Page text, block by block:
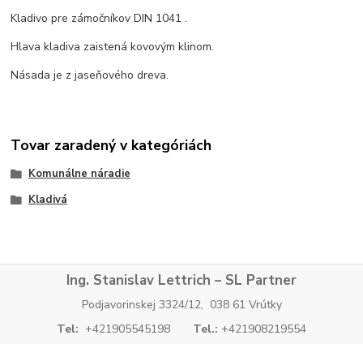
Kladivo pre zámočníkov DIN 1041 .
Hlava kladiva zaistená kovovým klinom.
Násada je z jaseňového dreva.
Tovar zaradený v kategóriách
Komunálne náradie
Kladivá
Ing. Stanislav Lettrich – SL Partner
Podjavorinskej 3324/12, 038 61 Vrútky
Tel: +421905545198 Tel.: +421908219554